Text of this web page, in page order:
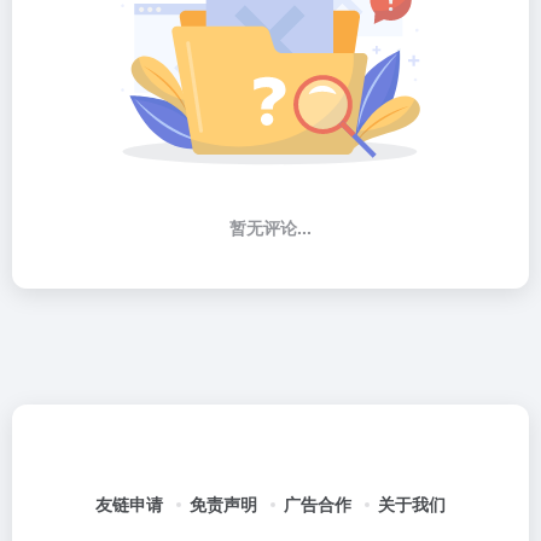
暂无评论...
友链申请 免责声明 广告合作 关于我们